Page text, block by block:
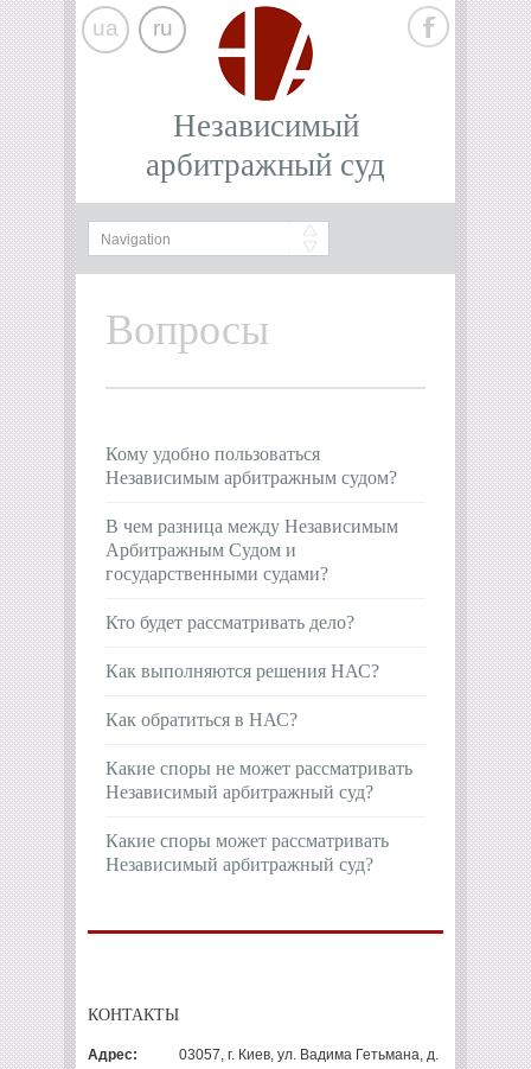
ua ru
Независимый
арбитражный суд
Вопросы
Кому удобно пользоваться
Независимым арбитражным судом?
В чем разница между Независимым
Арбитражным Судом и
государственными судами?
Кто будет рассматривать дело?
Как выполняются решения НАС?
Как обратиться в НАС?
Какие споры не может рассматривать
Независимый арбитражный суд?
Какие споры может рассматривать
Независимый арбитражный суд?
КОНТАКТЫ
Адрес:
03057, г. Киев, ул. Вадима Гетьмана, д.